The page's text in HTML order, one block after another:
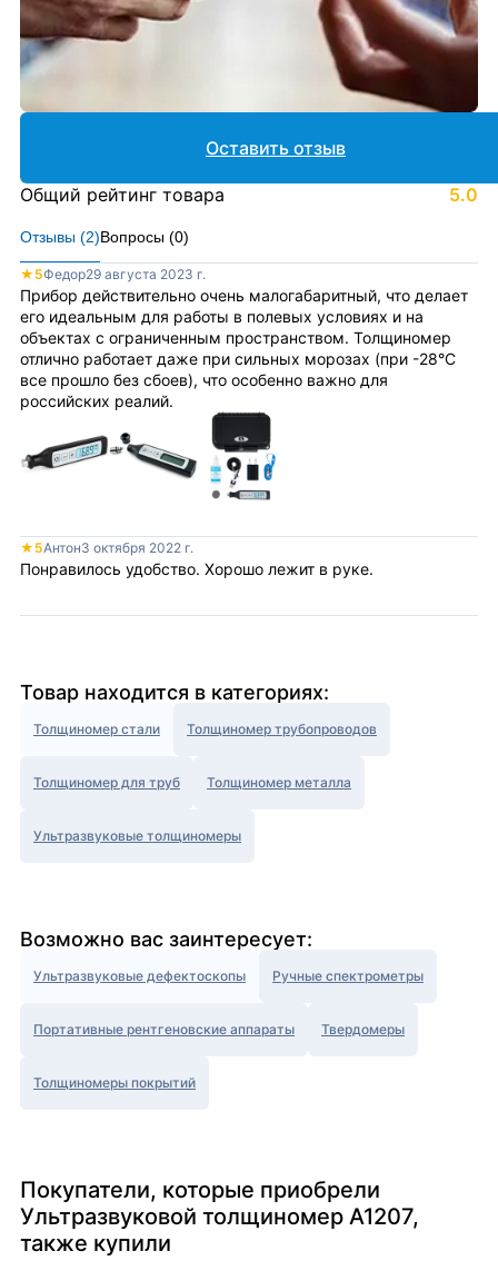
Отзывы (2)Вопросы (0)
★ 5Федор29 августа 2023 г.
Прибор действительно очень малогабаритный, что делает
его идеальным для работы в полевых условиях и на
объектах с ограниченным пространством. Толщиномер
отлично работает даже при сильных морозах (при -28°С
все прошло без сбоев), что особенно важно для
российских реалий.
★ 5Антон3 октября 2022 г.
Понравилось удобство. Хорошо лежит в руке.
Оставить отзыв
Общий рейтинг товара 5.0
Товар находится в категориях:
Толщиномер стали Толщиномер трубопроводов
Толщиномер для труб Толщиномер металла
Ультразвуковые толщиномеры
Возможно вас заинтересует:
Ультразвуковые дефектоскопы Ручные спектрометры
Портативные рентгеновские аппараты Твердомеры
Толщиномеры покрытий
Покупатели, которые приобрели
Ультразвуковой толщиномер А1207,
также купили